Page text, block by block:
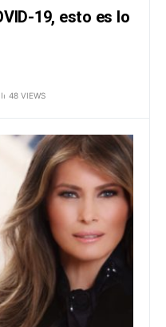
19, esto es lo
48 VIEWS